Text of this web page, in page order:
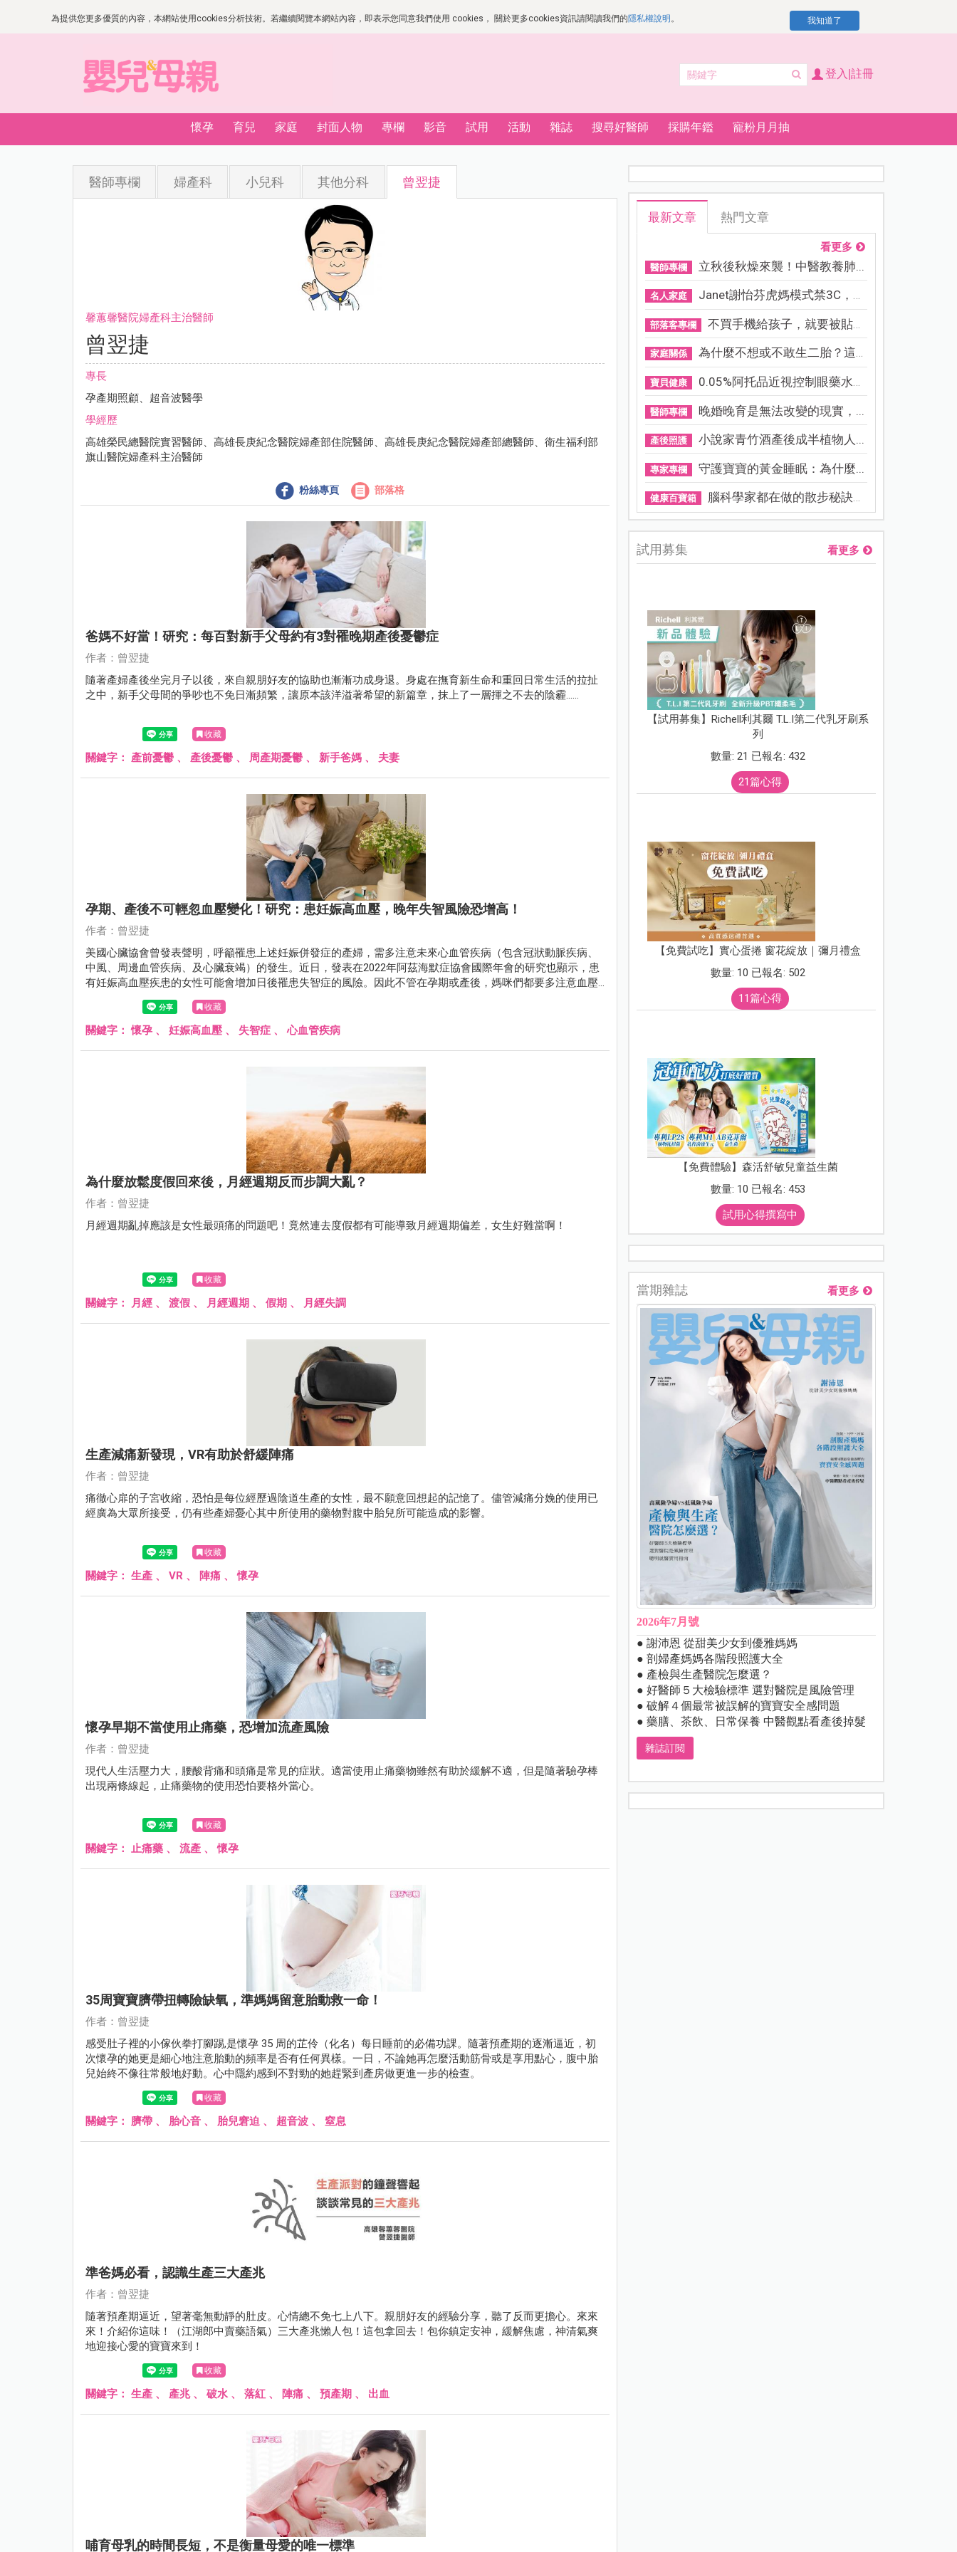
為提供您更多優質的內容，本網站使用cookies分析技術。若繼續閱覽本網站內容，即表示您同意我們使用 cookies， 關於更多cookies資訊請閱讀我們的隱私權說明 。 我知道了
登入|註冊
懷孕 育兒 家庭 封面人物 專欄 影音 試用 活動 雜誌 搜尋好醫師 採購年鑑 寵粉月月抽
醫師專欄 婦產科 小兒科 其他分科 曾翌捷
馨蕙馨醫院婦產科主治醫師
曾翌捷
專長
孕產期照顧、超音波醫學
學經歷
高雄榮民總醫院實習醫師、高雄長庚紀念醫院婦產部住院醫師、高雄長庚紀念醫院婦產部總醫師、衛生福利部
旗山醫院婦產科主治醫師
粉絲專頁 部落格
爸媽不好當！研究：每百對新手父母約有3對罹晚期產後憂鬱症
作者：曾翌捷
隨著產婦產後坐完月子以後，來自親朋好友的協助也漸漸功成身退。身處在撫育新生命和重回日常生活的拉扯
之中，新手父母間的爭吵也不免日漸頻繁，讓原本該洋溢著希望的新篇章，抹上了一層揮之不去的陰霾……
收藏
關鍵字： 產前憂鬱 、 產後憂鬱 、 周產期憂鬱 、 新手爸媽 、 夫妻
孕期、產後不可輕忽血壓變化！研究：患妊娠高血壓，晚年失智風險恐增高！
作者：曾翌捷
美國心臟協會曾發表聲明，呼籲罹患上述妊娠併發症的產婦，需多注意未來心血管疾病（包含冠狀動脈疾病、
中風、周邊血管疾病、及心臟衰竭）的發生。近日，發表在2022年阿茲海默症協會國際年會的研究也顯示，患
有妊娠高血壓疾患的女性可能會增加日後罹患失智症的風險。因此不管在孕期或產後，媽咪們都要多注意血壓
收藏
關鍵字：懷孕 、 妊娠高血壓 、 失智症 、心血管疾病
為什麼放鬆度假回來後，月經週期反而步調大亂？
作者：曾翌捷
月經週期亂掉應該是女性最頭痛的問題吧！竟然連去度假都有可能導致月經週期偏差，女生好難當啊！
收藏
關鍵字： 月經 、 渡假 、 月經週期 、 假期 、 月經失調
生產減痛新發現，VR有助於舒緩陣痛
作者：曾翌捷
痛徹心扉的子宮收縮，恐怕是每位經歷過陰道生產的女性，最不願意回想起的記憶了。儘管減痛分娩的使用已
經廣為大眾所接受，仍有些產婦憂心其中所使用的藥物對腹中胎兒所可能造成的影響。
收藏
關鍵字： 生產 、 VR 、 陣痛 、懷孕
懷孕早期不當使用止痛藥，恐增加流產風險
作者：曾翌捷
現代人生活壓力大，腰酸背痛和頭痛是常見的症狀。適當使用止痛藥物雖然有助於緩解不適，但是隨著驗孕棒
出現兩條線起，止痛藥物的使用恐怕要格外當心。
收藏
關鍵字： 止痛藥 、 流產 、懷孕
35周寶寶臍帶扭轉險缺氧，準媽媽留意胎動救一命！
作者：曾翌捷
感受肚子裡的小傢伙拳打腳踢,是懷孕 35 周的芷伶（化名）每日睡前的必備功課。隨著預產期的逐漸逼近，初
次懷孕的她更是細心地注意胎動的頻率是否有任何異樣。一日，不論她再怎麼活動筋骨或是享用點心，腹中胎
兒始終不像往常般地好動。心中隱約感到不對勁的她趕緊到產房做更進一步的檢查。
收藏
關鍵字： 臍帶 、 胎心音 、 胎兒窘迫 、 超音波 、 窒息
準爸媽必看，認識生產三大產兆
作者：曾翌捷
隨著預產期逼近，望著毫無動靜的肚皮。心情總不免七上八下。親朋好友的經驗分享，聽了反而更擔心。來來
來！介紹你這味！（江湖郎中賣藥語氣）三大產兆懶人包！這包拿回去！包你鎮定安神，緩解焦慮，神清氣爽
地迎接心愛的寶寶來到！
收藏
關鍵字： 生產 、 產兆、 破水 、 落紅 、 陣痛 、 預產期 、 出血
哺育母乳的時間長短，不是衡量母愛的唯一標準
最新文章 熱門文章
看更多
醫師專欄 立秋後秋燥來襲！中醫教養肺...
名人家庭 Janet謝怡芬虎媽模式禁3C，看...
部落客專欄 不買手機給孩子，就要被貼「...
家庭關係 為什麼不想或不敢生二胎？這8...
寶貝健康 0.05%阿托品近視控制眼藥水納...
醫師專欄 晚婚晚育是無法改變的現實，...
產後照護 小說家青竹酒產後成半植物人...
專家專欄 守護寶寶的黃金睡眠：為什麼...
健康百寶箱 腦科學家都在做的散步秘訣！...
試用募集 看更多
【試用募集】Richell利其爾 T.L.I第二代乳牙刷系
列
數量: 21 已報名: 432
21篇心得
【免費試吃】實心蛋捲 窗花綻放｜彌月禮盒
數量: 10 已報名: 502
11篇心得
【免費體驗】森活舒敏兒童益生菌
數量: 10 已報名: 453
試用心得撰寫中
當期雜誌 看更多
2026年7月號
● 謝沛恩 從甜美少女到優雅媽媽
● 剖婦產媽媽各階段照護大全
● 產檢與生產醫院怎麼選？
● 好醫師５大檢驗標準 選對醫院是風險管理
● 破解４個最常被誤解的寶寶安全感問題
● 藥膳、茶飲、日常保養 中醫觀點看產後掉髮
雜誌訂閱